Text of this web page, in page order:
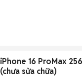
iPhone 16 ProMax
(chưa sửa chữa)